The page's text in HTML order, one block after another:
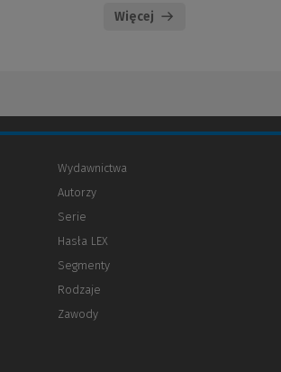
Więcej
Wydawnictwa
Autorzy
Serie
Hasła LEX
Segmenty
Rodzaje
Zawody